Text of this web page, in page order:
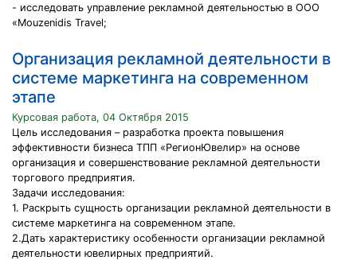
- исследовать управление рекламной деятельностью в ООО
«Mouzenidis Travel;
Организация рекламной деятельности в
системе маркетинга на современном
этапе
Курсовая работа, 04 Октября 2015
Цель исследования – разработка проекта повышения
эффективности бизнеса ТПП «РегионЮвелир» на основе
организация и совершенствование рекламной деятельности
торгового предприятия.
Задачи исследования:
1. Раскрыть сущность организации рекламной деятельности в
системе маркетинга на современном этапе.
2.Дать характеристику особенности организации рекламной
деятельности ювелирных предприятий.